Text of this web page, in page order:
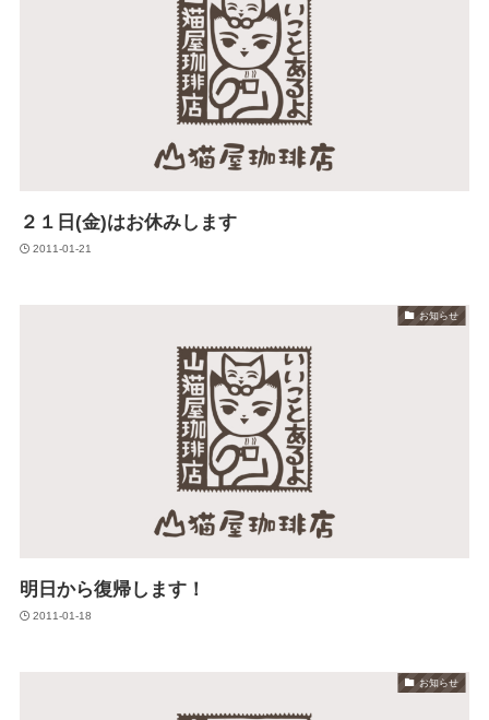
２１日(金)はお休みします
2011-01-21
お知らせ
明日から復帰します！
2011-01-18
お知らせ